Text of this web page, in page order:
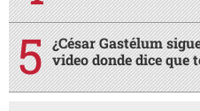
¿César Gastélum
video donde dice que